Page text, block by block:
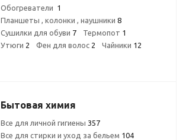
Обогреватели 1
Планшеты , колонки , наушники 8
Сушилки для обуви 7 Термопот 1
Утюги 2 Фен для волос 2 Чайники 12
Бытовая химия
Все для личной гигиены 357
Все для стирки и уход за бельем 104